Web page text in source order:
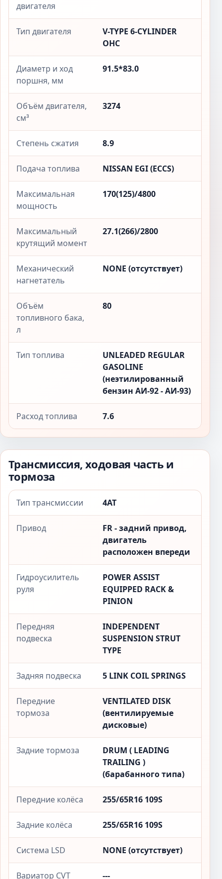
двигателя
Тип двигателя
V-TYPE 6-CYLINDER
OHC
Диаметр и ход
поршня, мм
91.5*83.0
Объём двигателя,
см³
3274
Степень сжатия 8.9
Подача топлива NISSAN EGI (ECCS)
Максимальная
мощность
170(125)/4800
Максимальный
крутящий момент
27.1(266)/2800
Механический
нагнетатель
NONE (отсутствует)
Объём
топливного бака,
л
80
Тип топлива
UNLEADED REGULAR
GASOLINE
(неэтилированный
бензин АИ-92 - АИ-93)
Расход топлива 7.6
Трансмиссия, ходовая часть и
тормоза
Тип трансмиссии 4AT
Привод
FR - задний привод,
двигатель
расположен впереди
Гидроусилитель
руля
POWER ASSIST
EQUIPPED RACK &
PINION
Передняя
подвеска
INDEPENDENT
SUSPENSION STRUT
TYPE
Задняя подвеска 5 LINK COIL SPRINGS
Передние
тормоза
VENTILATED DISK
(вентилируемые
дисковые)
Задние тормоза
DRUM ( LEADING
TRAILING )
(барабанного типа)
Передние колёса 255/65R16 109S
Задние колёса 255/65R16 109S
Система LSD NONE (отсутствует)
Вариатор CVT ---